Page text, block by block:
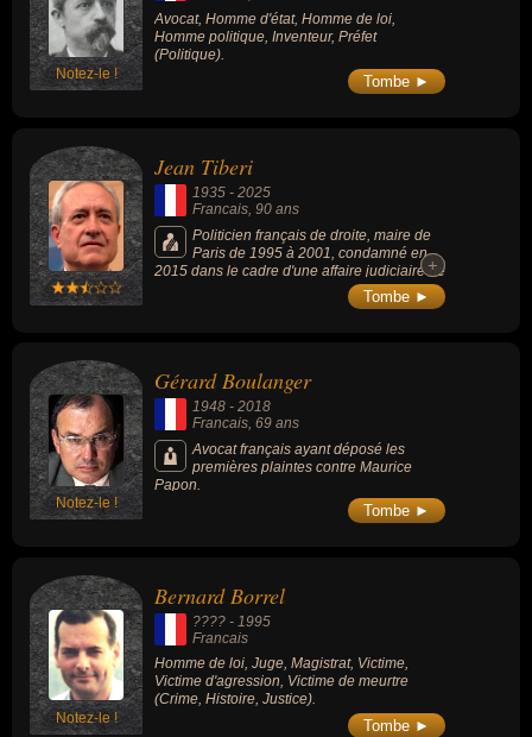
Notez-le !
Avocat, Homme d'état, Homme de loi,
Homme politique, Inventeur, Préfet
(Politique).
Tombe ►
Jean Tiberi
1935 - 2025
Francais, 90 ans
Politicien français de droite, maire de
Paris de 1995 à 2001, condamné en
2015 dans le cadre d'une affaire judiciaire de
+
+
Tombe ►
Notez-le !
Gérard Boulanger
1948 - 2018
Francais, 69 ans
Avocat français ayant déposé les
premières plaintes contre Maurice
Papon.
Tombe ►
Notez-le !
Bernard Borrel
???? - 1995
Francais
Homme de loi, Juge, Magistrat, Victime,
Victime d'agression, Victime de meurtre
(Crime, Histoire, Justice).
Tombe ►